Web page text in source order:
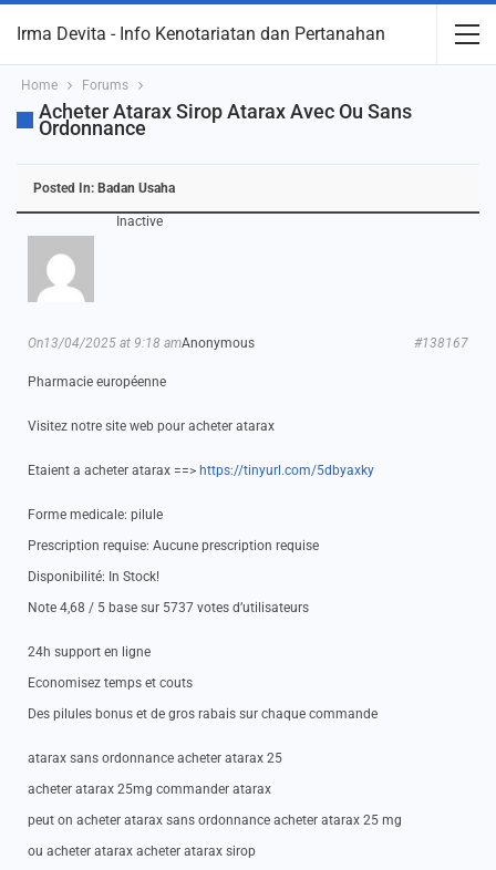
Irma Devita - Info Kenotariatan dan Pertanahan
Home Forums
Acheter Atarax Sirop Atarax Avec Ou Sans
Ordonnance
Posted In: Badan Usaha
Inactive
Anonymous
On13/04/2025 at 9:18 am #138167
Pharmacie européenne
Visitez notre site web pour acheter atarax
Etaient a acheter atarax ==> https://tinyurl.com/5dbyaxky
Forme medicale: pilule
Prescription requise: Aucune prescription requise
Disponibilité: In Stock!
Note 4,68 / 5 base sur 5737 votes d’utilisateurs
24h support en ligne
Economisez temps et couts
Des pilules bonus et de gros rabais sur chaque commande
atarax sans ordonnance acheter atarax 25
acheter atarax 25mg commander atarax
peut on acheter atarax sans ordonnance acheter atarax 25 mg
ou acheter atarax acheter atarax sirop